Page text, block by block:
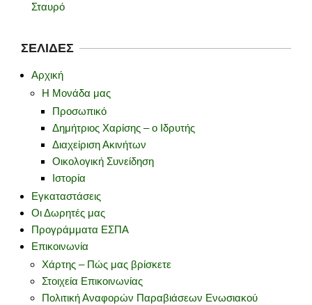
Σταυρό
ΣΕΛΊΔΕΣ
Αρχική
Η Μονάδα μας
Προσωπικό
Δημήτριος Χαρίσης – ο Ιδρυτής
Διαχείριση Ακινήτων
Οικολογική Συνείδηση
Ιστορία
Εγκαταστάσεις
Οι Δωρητές μας
Προγράμματα ΕΣΠΑ
Επικοινωνία
Χάρτης – Πώς μας βρίσκετε
Στοιχεία Επικοινωνίας
Πολιτική Αναφορών Παραβιάσεων Ενωσιακού